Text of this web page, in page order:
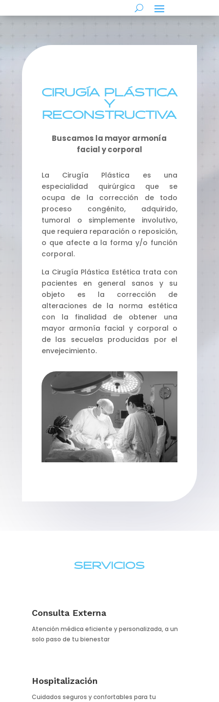
CIRUGÍA PLÁSTICA
Y
RECONSTRUCTIVA
Buscamos la mayor armonía
facial y corporal
La Cirugía Plástica es una
especialidad quirúrgica que se
ocupa de la corrección de todo
proceso congénito, adquirido,
tumoral o simplemente involutivo,
que requiera reparación o reposición,
o que afecte a la forma y/o función
corporal.
La Cirugía Plástica Estética trata con
pacientes en general sanos y su
objeto es la corrección de
alteraciones de la norma estética
con la finalidad de obtener una
mayor armonía facial y corporal o
de las secuelas producidas por el
envejecimiento.
SERVICIOS
Consulta Externa
Atención médica eficiente y personalizada, a un
solo paso de tu bienestar
Hospitalización
Cuidados seguros y confortables para tu